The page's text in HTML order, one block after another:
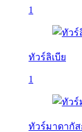
1
ทัวร์ลิเบีย
1
ทัวร์มาดากัส